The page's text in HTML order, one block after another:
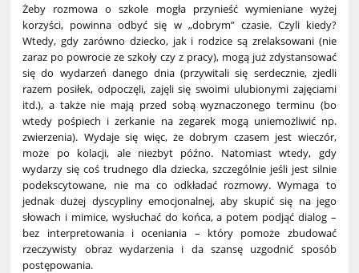
Żeby rozmowa o szkole mogła przynieść wymieniane wyżej
korzyści, powinna odbyć się w „dobrym” czasie. Czyli kiedy?
Wtedy, gdy zarówno dziecko, jak i rodzice są zrelaksowani (nie
zaraz po powrocie ze szkoły czy z pracy), mogą już zdystansować
się do wydarzeń danego dnia (przywitali się serdecznie, zjedli
razem posiłek, odpoczęli, zajęli się swoimi ulubionymi zajęciami
itd.), a także nie mają przed sobą wyznaczonego terminu (bo
wtedy pośpiech i zerkanie na zegarek mogą uniemożliwić np.
zwierzenia). Wydaje się więc, że dobrym czasem jest wieczór,
może po kolacji, ale niezbyt późno. Natomiast wtedy, gdy
wydarzy się coś trudnego dla dziecka, szczególnie jeśli jest silnie
podekscytowane, nie ma co odkładać rozmowy. Wymaga to
jednak dużej dyscypliny emocjonalnej, aby skupić się na jego
słowach i mimice, wysłuchać do końca, a potem podjąć dialog –
bez interpretowania i oceniania – który pomoże zbudować
rzeczywisty obraz wydarzenia i da szansę uzgodnić sposób
postępowania.